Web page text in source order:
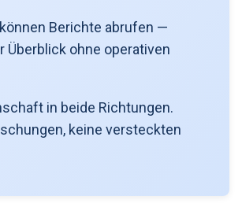
können Berichte abrufen —
Überblick ohne operativen
in beide Richtungen.
keine versteckten